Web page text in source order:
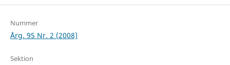
Nummer
Årg. 95 Nr. 2 (2008)
Sektion